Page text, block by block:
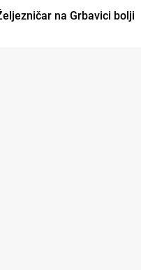
na Grbavici bolji